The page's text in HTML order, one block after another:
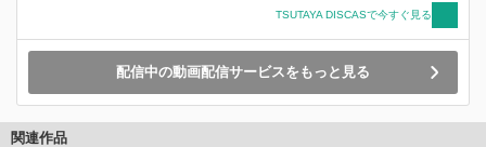
TSUTAYA DISCASで今すぐ見る
配信中の動画配信サービスをもっと見る
関連作品